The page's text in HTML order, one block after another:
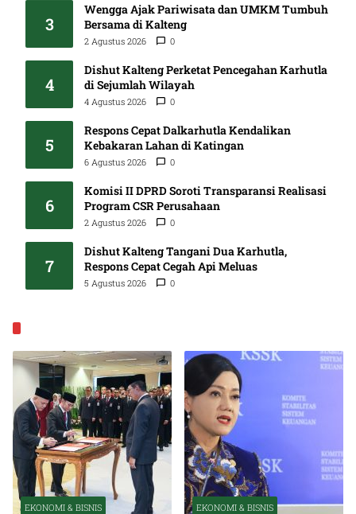
3
Wengga Ajak Pariwisata dan UMKM Tumbuh
Bersama di Kalteng
2 Agustus 2026 0
4
Dishut Kalteng Perketat Pencegahan Karhutla
di Sejumlah Wilayah
4 Agustus 2026 0
5
Respons Cepat Dalkarhutla Kendalikan
Kebakaran Lahan di Katingan
6 Agustus 2026 0
6
Komisi II DPRD Soroti Transparansi Realisasi
Program CSR Perusahaan
2 Agustus 2026 0
7
Dishut Kalteng Tangani Dua Karhutla,
Respons Cepat Cegah Api Meluas
5 Agustus 2026 0
EKONOMI & BISNIS EKONOMI & BISNIS